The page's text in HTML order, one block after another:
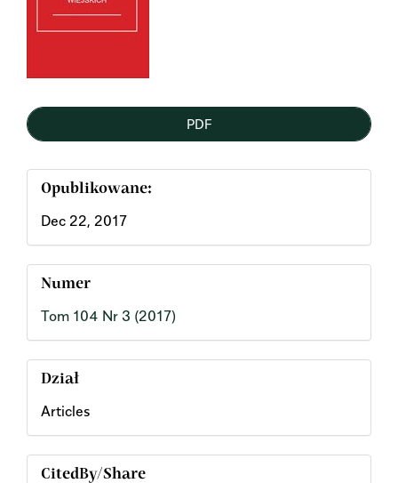
PDF
Opublikowane:
Dec 22, 2017
Numer
Tom 104 Nr 3 (2017)
Dział
Articles
CitedBy/Share